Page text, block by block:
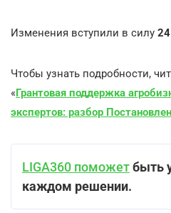
Изменения вступили в силу
Чтобы узнать подробности,
«Грантовая поддержка
экспертов: разбор
LIGA360 поможетбыть
каждом решении.